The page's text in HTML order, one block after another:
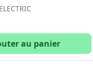
au panier